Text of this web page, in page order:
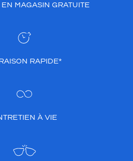
MAGASIN GRATUITE
RAPIDE*
À VIE